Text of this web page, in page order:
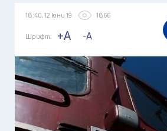
18:40, 12 юни 19 1866
Шрифт: +A -A